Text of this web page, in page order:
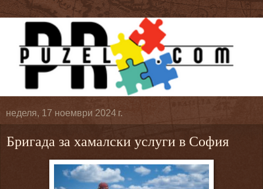
неделя, 17 ноември 2024 г.
Бригада за хамалски услуги в София